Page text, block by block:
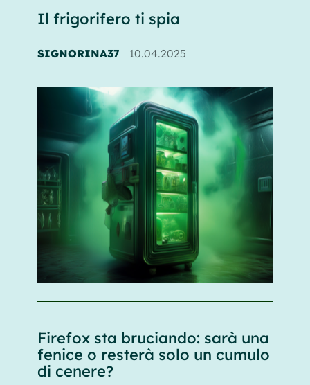
Il frigorifero ti spia
SIGNORINA37 10.04.2025
Firefox sta bruciando: sarà una
fenice o resterà solo un cumulo
di cenere?